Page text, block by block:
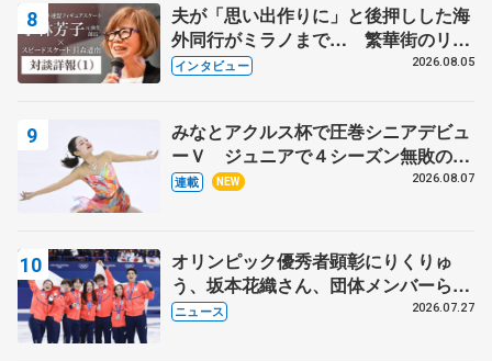
夫が「思い出作りに」と後押しした海
外同行がミラノまで… 繁華街のリン
クでは不良のお兄さんも味方に 小林
インタビュー 2026.08.05
みなとアクルス杯で圧巻シニアデビュ
ーＶ ジュニアで４シーズン無敗の島
田麻央
連載 NEW 2026.08.07
オリンピック優秀者顕彰にりくりゅ
う、坂本花織さん、団体メンバーら
8月7日に文科省が表彰式、ブルーノ・
ニュース 2026.07.27